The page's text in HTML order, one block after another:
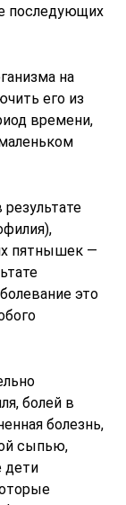
последующих
на
его из
времени,
пятнышек —
это
болей в
болезнь,
сыпью,
дети